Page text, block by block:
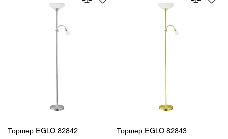
Торшер EGLO 82842 Торшер EGLO 82843